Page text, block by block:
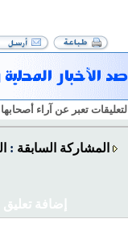
التعليقات تعبر عن آراء
المشاركة السابقة :
إضافة